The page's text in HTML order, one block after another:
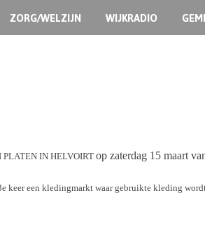
ZORG/WELZIJN WIJKRADIO
IN HELVOIRT op zaterdag 15 maart
keer een kledingmarkt waar gebruikte kleding